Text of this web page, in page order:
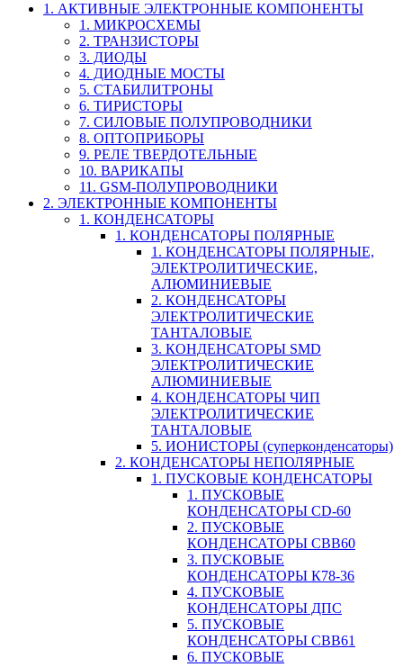
1. АКТИВНЫЕ ЭЛЕКТРОННЫЕ КОМПОНЕНТЫ
1. МИКРОСХЕМЫ
2. ТРАНЗИСТОРЫ
3. ДИОДЫ
4. ДИОДНЫЕ МОСТЫ
5. СТАБИЛИТРОНЫ
6. ТИРИСТОРЫ
7. СИЛОВЫЕ ПОЛУПРОВОДНИКИ
8. ОПТОПРИБОРЫ
9. РЕЛЕ ТВЕРДОТЕЛЬНЫЕ
10. ВАРИКАПЫ
11. GSM-ПОЛУПРОВОДНИКИ
2. ЭЛЕКТРОННЫЕ КОМПОНЕНТЫ
1. КОНДЕНСАТОРЫ
1. КОНДЕНСАТОРЫ ПОЛЯРНЫЕ
1. КОНДЕНСАТОРЫ ПОЛЯРНЫЕ,
ЭЛЕКТРОЛИТИЧЕСКИЕ,
АЛЮМИНИЕВЫЕ
2. КОНДЕНСАТОРЫ
ЭЛЕКТРОЛИТИЧЕСКИЕ
ТАНТАЛОВЫЕ
3. КОНДЕНСАТОРЫ SMD
ЭЛЕКТРОЛИТИЧЕСКИЕ
АЛЮМИНИЕВЫЕ
4. КОНДЕНСАТОРЫ ЧИП
ЭЛЕКТРОЛИТИЧЕСКИЕ
ТАНТАЛОВЫЕ
5. ИОНИСТОРЫ (суперконденсаторы)
2. КОНДЕНСАТОРЫ НЕПОЛЯРНЫЕ
1. ПУСКОВЫЕ КОНДЕНСАТОРЫ
1. ПУСКОВЫЕ
КОНДЕНСАТОРЫ CD-60
2. ПУСКОВЫЕ
КОНДЕНСАТОРЫ CBB60
3. ПУСКОВЫЕ
КОНДЕНСАТОРЫ К78-36
4. ПУСКОВЫЕ
КОНДЕНСАТОРЫ ДПС
5. ПУСКОВЫЕ
КОНДЕНСАТОРЫ CBB61
6. ПУСКОВЫЕ